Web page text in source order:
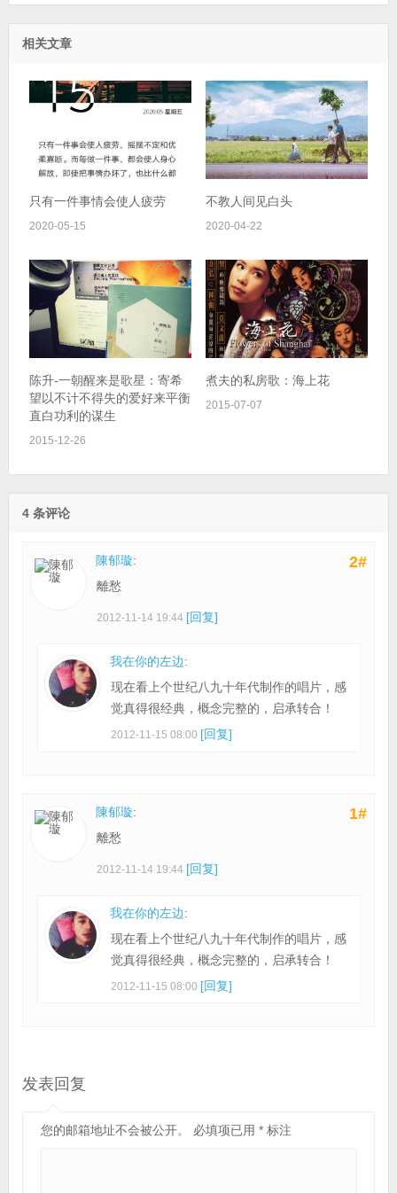
相关文章
只有一件事情会使人疲劳
2020-05-15
不教人间见白头
2020-04-22
陈升-一朝醒来是歌星：寄希
望以不计不得失的爱好来平衡
直白功利的谋生
2015-12-26
煮夫的私房歌：海上花
2015-07-07
4 条评论
2#
陳郁璇:
離愁
2012-11-14 19:44 [回复]
我在你的左边:
现在看上个世纪八九十年代制作的唱片，感
觉真得很经典，概念完整的，启承转合！
2012-11-15 08:00 [回复]
1#
陳郁璇:
離愁
2012-11-14 19:44 [回复]
我在你的左边:
现在看上个世纪八九十年代制作的唱片，感
觉真得很经典，概念完整的，启承转合！
2012-11-15 08:00 [回复]
发表回复
您的邮箱地址不会被公开。 必填项已用 *标注